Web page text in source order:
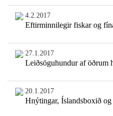
4.2.2017
Eftirminnilegir fiskar og
27.1.2017
Leiðsöguhundur af öðrum
20.1.2017
Hnýtingar, Íslandsboxið